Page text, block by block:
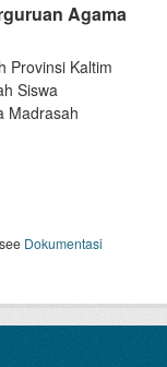
Agama
Provinsi Kaltim
Siswa
Madrasah
Dokumentasi